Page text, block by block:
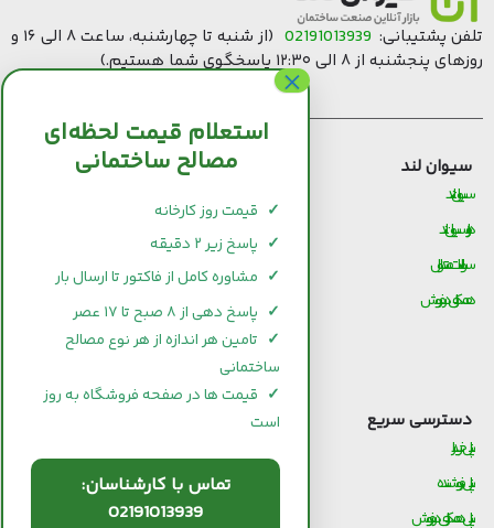
تلفن پشتیبانی:02191013939
(از شنبه تا چهارشنبه، ساعت ۸ الی ۱۶ و
روزهای پنجشنبه از ۸ الی ۱۲:۳۰ پاسخگوی شما هستیم.)
سیوان لند
سیوان لند
درباره سیوان لند
سوالات متداول
همکاری در فروش
قیمت مصالح ساختمانی
قیمت و خرید کاشی و سرامیک
قیمت و خرید آجر
قیمت و خرید گچ
قیمت و خرید شیرآلات
دسترسی سریع
پنل خریدار
پنل فروشنده
پنل همکاری در فروش
استعلام قیمت لحظه‌ای
مصالح ساختمانی
✓ قیمت روز کارخانه
✓ پاسخ زیر ۲ دقیقه
✓ مشاوره کامل از فاکتور تا ارسال بار
✓ پاسخ دهی از ۸ صبح تا ۱۷ عصر
✓ تامین هر اندازه از هر نوع مصالح
ساختمانی
✓ قیمت ها در صفحه فروشگاه به روز
است
تماس با کارشناسان:
02191013939